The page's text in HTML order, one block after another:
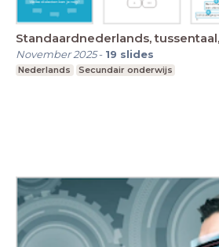
Standaardnederlands,
November 2025- 19 slides
Nederlands Secundair onderwijs